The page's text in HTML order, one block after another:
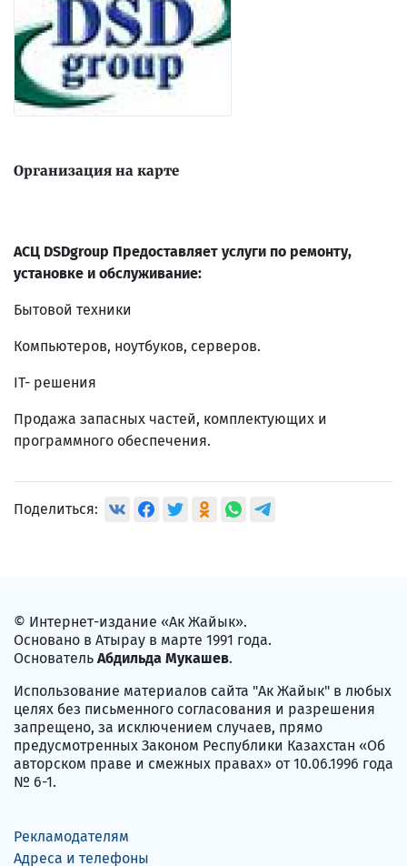
Организация на карте
АСЦ DSDgroup Предоставляет услуги по ремонту,
установке и обслуживание:
Бытовой техники
Компьютеров, ноутбуков, серверов.
IT- решения
Продажа запасных частей, комплектующих и
программного обеспечения.
Поделиться:
© Интернет-издание «Ак Жайык».
Основано в Атырау в марте 1991 года.
Основатель Абдильда Мукашев.
Использование материалов сайта "Ак Жайык" в любых
целях без письменного согласования и разрешения
запрещено, за исключением случаев, прямо
предусмотренных Законом Республики Казахстан «Об
авторском праве и смежных правах» от 10.06.1996 года
№ 6-1.
Рекламодателям
Адреса и телефоны